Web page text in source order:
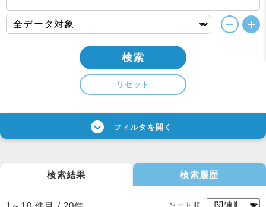
検索
リセット
フィルタを開く
検索結果 検索履歴
ソート順